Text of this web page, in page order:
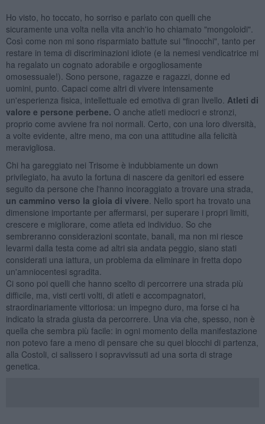
Ho visto, ho toccato, ho sorriso e parlato con quelli che
sicuramente una volta nella vita anch'io ho chiamato "mongoloidi".
Così come non mi sono risparmiato battute sui "finocchi", tanto per
restare in tema di discriminazioni idiote (e la nemesi vendicatrice mi
ha regalato un cognato adorabile e orgogliosamente
omosessuale!). Sono persone, ragazze e ragazzi, donne ed
uomini, punto. Capaci come altri di vivere intensamente
un'esperienza fisica, intellettuale ed emotiva di gran livello. Atleti di
valore e persone perbene. O anche atleti mediocri e stronzi,
proprio come avviene fra noi normali. Certo, con una loro diversità,
a volte evidente, altre meno, ma con una attitudine alla felicità
meravigliosa.
Chi ha gareggiato nei Trisome è indubbiamente un down
privilegiato, ha avuto la fortuna di nascere da genitori ed essere
seguito da persone che l'hanno incoraggiato a trovare una strada,
un cammino verso la gioia di vivere . Nello sport ha trovato una
dimensione importante per affermarsi, per superare i propri limiti,
crescere e migliorare, come atleta ed individuo. So che
sembreranno considerazioni scontate, banali, ma non mi riesce
levarmi dalla testa come ad altri sia andata peggio, siano stati
considerati una iattura, un problema da eliminare in fretta dopo
un'amniocentesi sgradita.
Ci sono poi quelli che hanno scelto di percorrere una strada più
difficile, ma, visti certi volti, di atleti e accompagnatori,
straordinariamente vittoriosa: un impegno duro, ma forse ci ha
indicato la strada giusta da percorrere. Una via che, spesso, non è
quella che sembra più facile: in ogni momento della manifestazione
non potevo fare a meno di pensare che su quei blocchi di partenza,
alla Costoli, ci salissero i sopravvissuti ad una sorta di strage
genetica.